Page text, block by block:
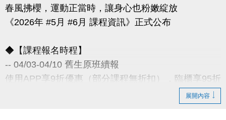
春風拂櫻，運動正當時，讓身心也粉嫩綻放
《2026年 #5月 #6月 課程資訊》正式公布
◆【課程報名時程】
-- 04/03-04/10 舊生原班續報
使用APP享9折優惠（部分課程無折扣），臨櫃享95折
展開內容